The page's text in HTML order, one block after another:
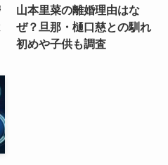
山本里菜の離婚理由はな
ぜ？旦那・樋口慈との馴れ
初めや子供も調査